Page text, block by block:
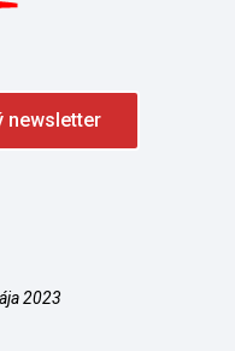
newsletter
2023